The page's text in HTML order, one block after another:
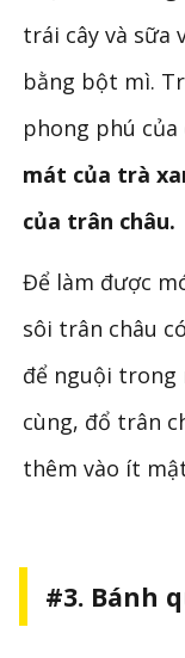
trái cây và sữa
bằng bột mì.
phong phú của
mát của trà
của trân châu.
Để làm được
sôi trân châu
để nguội trong
cùng, đổ trân
thêm vào ít
#3. Bánh